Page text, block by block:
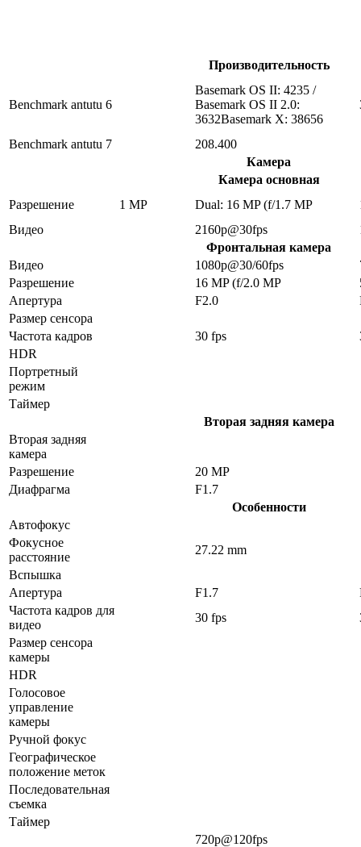
Производительность
Benchmark antutu 6
Basemark OS II: 4235 /
Basemark OS II 2.0:
3632Basemark X: 38656
Benchmark antutu 7
208.400
Камера
Камера основная
Разрешение
1 MP Dual: 16 MP (f/1.7 MP
Видео
2160p@30fps
Фронтальная камера
Видео
1080p@30/60fps
Разрешение
16 MP (f/2.0 MP
Апертура
F2.0
Размер сенсора
Частота кадров
30 fps
HDR
Портретный
режим
Таймер
Вторая задняя камера
Вторая задняя
камера
Разрешение
20 MP
Диафрагма
F1.7
Особенности
Автофокус
Фокусное
расстояние
27.22 mm
Вспышка
Апертура
F1.7
Частота кадров для
видео
30 fps
Размер сенсора
камеры
HDR
Голосовое
управление
камеры
Ручной фокус
Географическое
положение меток
Последовательная
съемка
Таймер
720p@120fps